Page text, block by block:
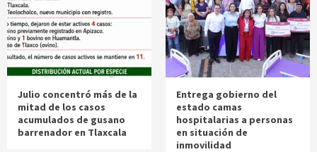
Julio concentró más de la
mitad de los casos
acumulados de gusano
barrenador en Tlaxcala
Entrega gobierno del
estado camas
hospitalarias a personas
en situación de
inmovilidad